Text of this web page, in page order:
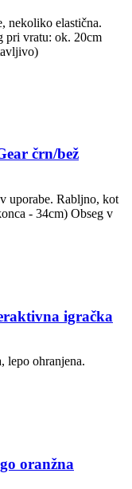
nekoliko elastična.
pri vratu: ok. 20cm
črn/bež
uporabe. Rabljno, kot
- 34cm) Obseg v
igračka
lepo ohranjena.
oranžna